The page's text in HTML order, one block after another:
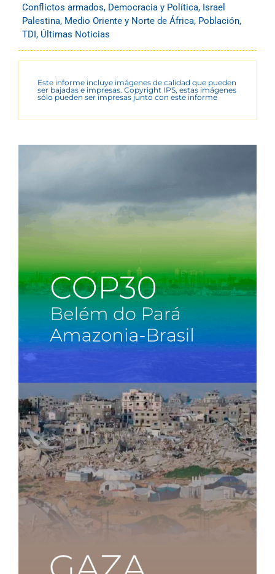
Conflictos armados, Democracia y Política, Israel
Palestina, Medio Oriente y Norte de África, Población,
TDI, Últimas Noticias
Este informe incluye imágenes de calidad que pueden
ser bajadas e impresas. Copyright IPS, estas imágenes
sólo pueden ser impresas junto con este informe